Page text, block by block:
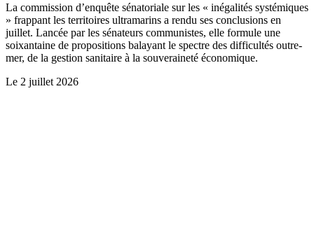
La commission d’enquête sénatoriale sur les « inégalités systémiques
» frappant les territoires ultramarins a rendu ses conclusions en
juillet. Lancée par les sénateurs communistes, elle formule une
soixantaine de propositions balayant le spectre des difficultés outre-
mer, de la gestion sanitaire à la souveraineté économique.
Le 2 juillet 2026